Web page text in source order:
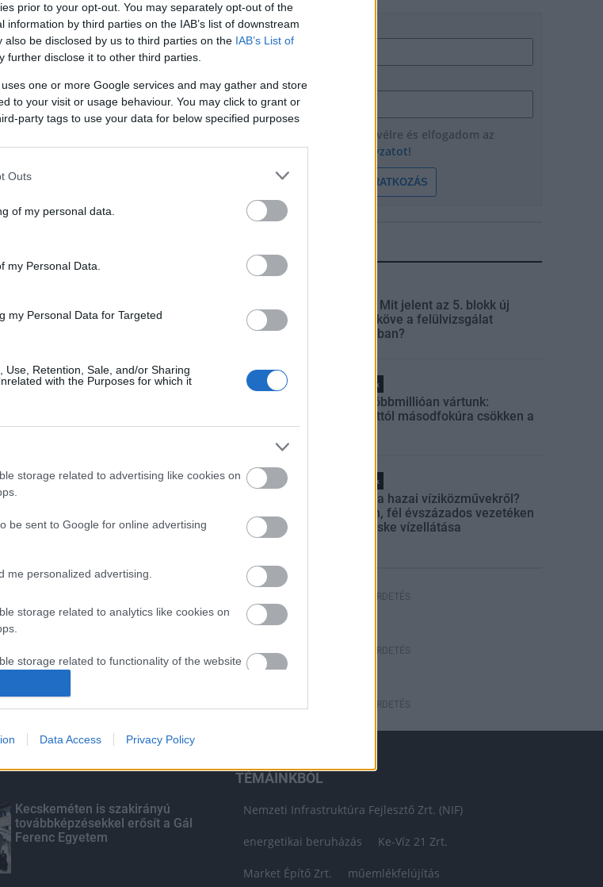
prior to your opt-out. You may separately opt-out of the
by third parties on the IAB’s list of downstream
be disclosed by us to third parties on the IAB’s List of
further disclose it to other third parties.
one or more Google services and may gather and store
to your visit or usage behaviour. You may click to grant or
party tags to use your data for below specified purposes
Outs
of my personal data.
my Personal Data.
my Personal Data for Targeted
Use, Retention, Sale, and/or Sharing
with the Purposes for which it
storage related to advertising like cookies on
be sent to Google for online advertising
me personalized advertising.
storage related to analytics like cookies on
storage related to functionality of the website
storage related to personalization.
storage related to security, including
Data Access Privacy Policy
Név
E-mail cím
Feliratkozom a hírlevélre és elfogadom az
adatvédelmi szabályzatot!
FELIRATKOZÁS
Paks II.: Mit jelent az 5. blokk új
mérföldköve a felülvizsgálat
árnyékában?
Helyi hírek
Amire többmillióan vártunk:
szombattól másodfokúra csökken a
Helyi hírek
Látlelet a hazai víziközművekről?
Egyetlen, fél évszázados vezetéken
múlt Bicske vízellátása
HIRDETÉS
HIRDETÉS
HIRDETÉS
Kecskeméten is szakirányú
továbbképzésekkel erősít a Gál
Ferenc Egyetem
TÉMÁINKBÓL
Nemzeti Infrastruktúra Fejlesztő Zrt. (NIF)
energetikai beruházás Ke-Víz 21 Zrt.
Market Építő Zrt. műemlékfelújítás